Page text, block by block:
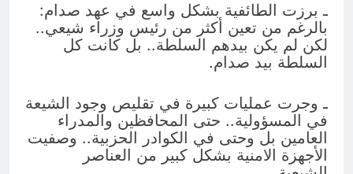
ـ برزت الطائفية بشكل واسع في عهد صدام:
بالرغم من تعين أكثر من رئيس وزراء شيعي..
لكن لم يكن بيدهم السلطة.. بل كانت كل
السلطة بيد صدام.
ـ وجرت عمليات كبيرة في تقليص وجود الشيعة
في المسؤولية.. حتى المحافظين والمدراء
العامين بل وحتى في الكوادر الحزبية.. وصفيت
الأجهزة الامنية بشكل كبير من العناصر